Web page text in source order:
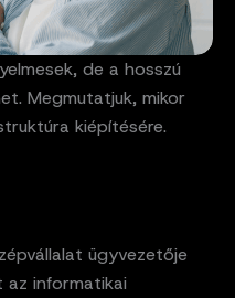
de a hosszú
Megmutatjuk, mikor
kiépítésére.
ügyvezetője
informatikai